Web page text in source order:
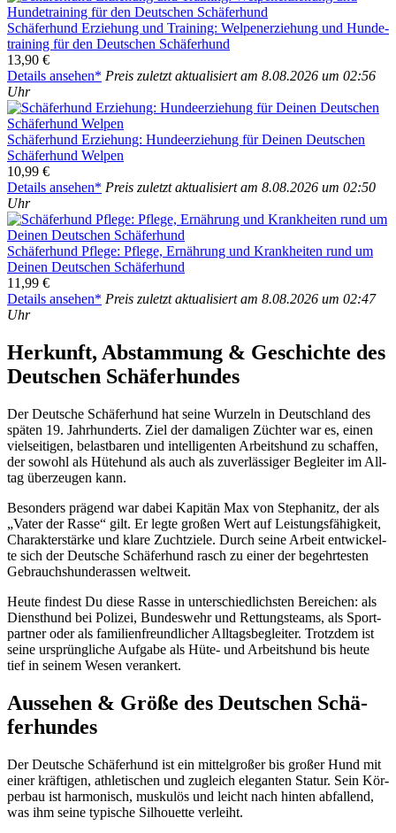
Schä­fer­hund Erzie­hung und Trai­ning: Wel­pen­er­zie­hung und Hun­de­
trai­ning für den Deut­schen Schä­fer­hund
13,90 €
Details anse­hen* Preis zuletzt aktua­li­siert am 8.08.2026 um 02:56
Uhr
Schä­fer­hund Erzie­hung: Hun­de­er­zie­hung für Dei­nen Deut­schen
Schä­fer­hund Wel­pen
10,99 €
Details anse­hen* Preis zuletzt aktua­li­siert am 8.08.2026 um 02:50
Uhr
Schä­fer­hund Pfle­ge: Pfle­ge, Ernäh­rung und Krank­hei­ten rund um
Dei­nen Deut­schen Schä­fer­hund
11,99 €
Details anse­hen* Preis zuletzt aktua­li­siert am 8.08.2026 um 02:47
Uhr
Her­kunft, Abstam­mung & Geschich­te des
Deut­schen Schä­fer­hun­des
Der Deut­sche Schä­fer­hund hat sei­ne Wur­zeln in Deutsch­land des
spä­ten 19. Jahr­hun­derts. Ziel der dama­li­gen Züch­ter war es, einen
viel­sei­ti­gen, belast­ba­ren und intel­li­gen­ten Arbeits­hund zu schaf­fen,
der sowohl als Hüte­hund als auch als zuver­läs­si­ger Beglei­ter im All­
tag über­zeu­gen kann.
Beson­ders prä­gend war dabei Kapi­tän Max von Ste­pha­nitz, der als
„Vater der Ras­se“ gilt. Er leg­te gro­ßen Wert auf Leis­tungs­fä­hig­keit,
Cha­rak­ter­stär­ke und kla­re Zucht­zie­le. Durch sei­ne Arbeit ent­wi­ckel­
te sich der Deut­sche Schä­fer­hund rasch zu einer der begehr­tes­ten
Gebrauchs­hun­de­ras­sen welt­weit.
Heu­te fin­dest Du die­se Ras­se in unter­schied­lichs­ten Berei­chen: als
Dienst­hund bei Poli­zei, Bun­des­wehr und Ret­tungs­teams, als Sport­
part­ner oder als fami­li­en­freund­li­cher All­tags­be­glei­ter. Trotz­dem ist
sei­ne ursprüng­li­che Auf­ga­be als Hüte- und Arbeits­hund bis heu­te
tief in sei­nem Wesen ver­an­kert.
Aus­se­hen & Grö­ße des Deut­schen Schä­
fer­hun­des
Der Deut­sche Schä­fer­hund ist ein mit­tel­gro­ßer bis gro­ßer Hund mit
einer kräf­ti­gen, ath­le­ti­schen und zugleich ele­gan­ten Sta­tur. Sein Kör­
per­bau ist har­mo­nisch, mus­ku­lös und leicht nach hin­ten abfal­lend,
was ihm sei­ne typi­sche Sil­hou­et­te ver­leiht.